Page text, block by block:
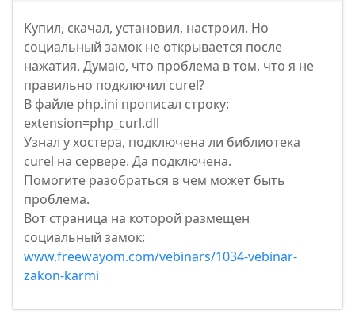
Купил, скачал, установил, настроил. Но
социальный замок не открывается после
нажатия. Думаю, что проблема в том, что я не
правильно подключил curel?
В файле php.ini прописал строку:
extension=php_curl.dll
Узнал у хостера, подключена ли библиотека
curel на сервере. Да подключена.
Помогите разобраться в чем может быть
проблема.
Вот страница на которой размещен
социальный замок:
www.freewayom.com/vebinars/1034-vebinar-
zakon-karmi